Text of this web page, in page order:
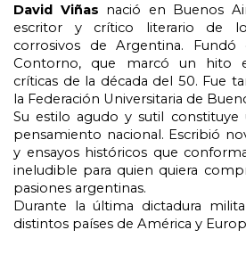
David Viñas nació en Buenos
escritor y crítico literario de
corrosivos de Argentina.
Contorno, que marcó un hito
críticas de la década del 50. Fue
la Federación Universitaria de
Su estilo agudo y sutil
pensamiento nacional. Escribió
y ensayos históricos que
ineludible para quien quiera
pasiones argentinas.
Durante la última dictadura
distintos países de América y